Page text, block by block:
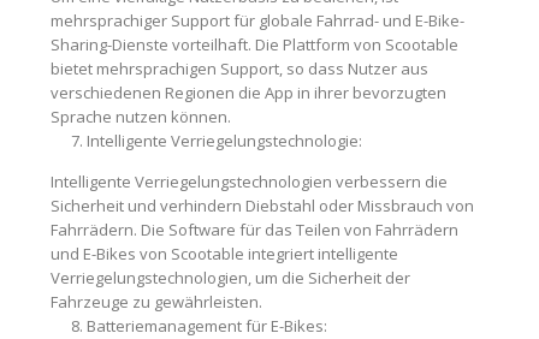
mehrsprachiger Support für globale Fahrrad- und E-Bike-
Sharing-Dienste vorteilhaft. Die Plattform von Scootable
bietet mehrsprachigen Support, so dass Nutzer aus
verschiedenen Regionen die App in ihrer bevorzugten
Sprache nutzen können.
Intelligente Verriegelungstechnologie:
Intelligente Verriegelungstechnologien verbessern die
Sicherheit und verhindern Diebstahl oder Missbrauch von
Fahrrädern. Die Software für das Teilen von Fahrrädern
und E-Bikes von Scootable integriert intelligente
Verriegelungstechnologien, um die Sicherheit der
Fahrzeuge zu gewährleisten.
Batteriemanagement für E-Bikes: